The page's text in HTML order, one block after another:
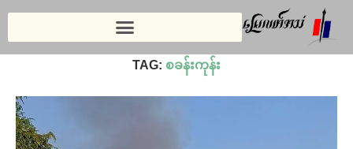
TAG: စခန်းကုန်း